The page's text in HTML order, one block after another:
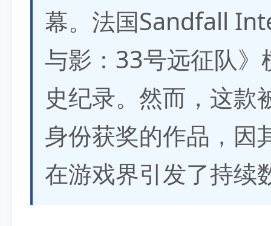
幕。法国Sandfall
与影：33号远征队》
史纪录。然而，这款
身份获奖的作品，因
在游戏界引发了持续